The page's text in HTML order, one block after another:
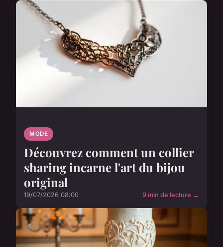
MODE
Découvrez comment un collier
sharing incarne l'art du bijou
original
19/07/2026 08:00 9 min de lecture →